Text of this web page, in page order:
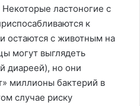
Некоторые ластоногие с
к
остаются с животным на
могут выглядеть
диареей), но они
миллионы бактерий в
случае риску